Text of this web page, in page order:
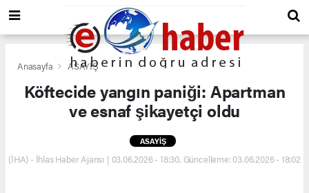
Anasayfa ASAYİŞ
Köftecide yangın paniği: Apartman
ve esnaf şikayetçi oldu
ASAYİŞ
(İHA) - İhlas Haber Ajansı | 03.06.2026 - 18:30, Güncelleme: 03.06.2026 - 18:02